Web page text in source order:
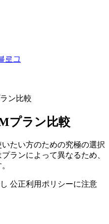
로그
ン比較
プラン比較
たい方のための究極の選択
ランによって異なるため、
公正利用ポリシーに注意